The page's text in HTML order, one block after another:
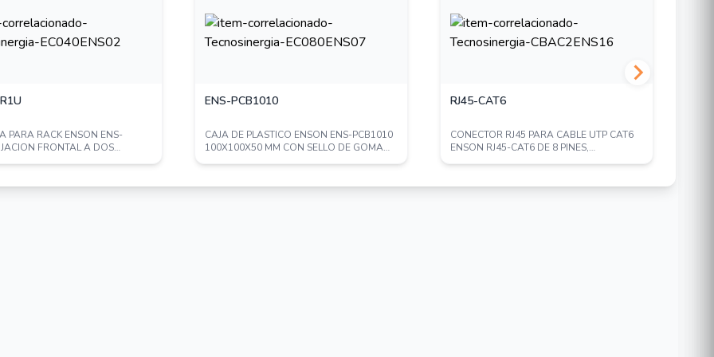
ubicaciones
at como el PoE pasivo (adaptador PoE
de seguridad inalámbrica.
de la red con las tecnologías MU-
PARA RACK ENSON ENS-
FRONTAL A DOS
ENS-PCB1010
CAJA DE PLASTICO ENSON ENS-PCB1010
100X100X50 MM CON SELLO DE GOMA
RJ45-CAT6
CONECTOR RJ45 PARA CABLE UTP CAT6
ENSON RJ45-CAT6 DE 8 PINES,